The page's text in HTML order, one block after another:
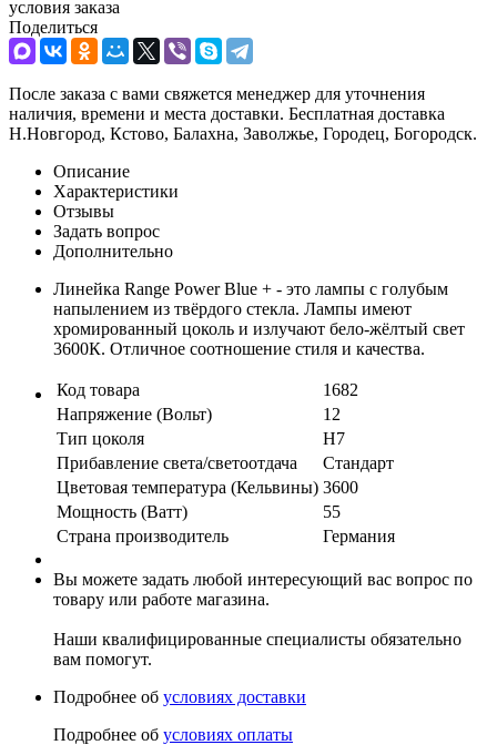
условия заказа
Поделиться
После заказа с вами свяжется менеджер для уточнения
наличия, времени и места доставки. Бесплатная доставка
Н.Новгород, Кстово, Балахна, Заволжье, Городец, Богородск.
Описание
Характеристики
Отзывы
Задать вопрос
Дополнительно
Линейка Range Power Blue + - это лампы с голубым
напылением из твёрдого стекла. Лампы имеют
хромированный цоколь и излучают бело-жёлтый свет
3600К. Отличное соотношение стиля и качества.
Код товара
1682
Напряжение (Вольт)
12
Тип цоколя
H7
Прибавление света/светоотдача
Стандарт
Цветовая температура (Кельвины) 3600
Мощность (Ватт)
55
Страна производитель
Германия
Вы можете задать любой интересующий вас вопрос по
товару или работе магазина.
Наши квалифицированные специалисты обязательно
вам помогут.
Подробнее об условиях доставки
Подробнее об условиях оплаты